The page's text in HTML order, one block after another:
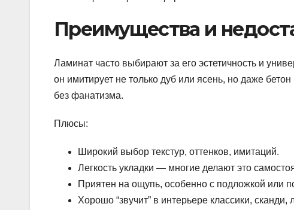
Преимущества и
Ламинат часто выбирают за его эстетичность и
он имитирует не только дуб или ясень, но даже
без фанатизма.
Плюсы:
Широкий выбор текстур, оттенков, имитаций.
Легкость укладки — многие делают это
Приятен на ощупь, особенно с подложкой или
Хорошо “звучит” в интерьере классики, сканди,